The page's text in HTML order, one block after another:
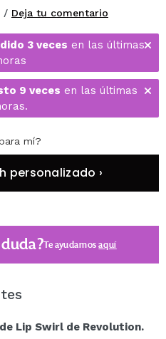
/ Deja tu comentario
3 veces en las últimas
9 veces en las últimas
mí?
personalizado ›
Te ayudamosaquí
Lip Swirl de Revolution.